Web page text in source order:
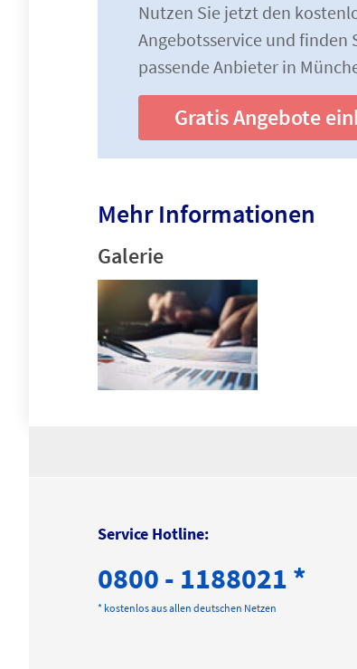
Nutzen Sie jetzt den
Angebotsservice und finden
passende Anbieter in
Gratis Angebote
Mehr Informationen
Galerie
Service Hotline:
0800 - 1188021 *
* kostenlos aus allen deutschen Netzen